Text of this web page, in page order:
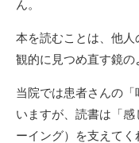
ん。
本を読むことは、他
観的に⾒つめ直す鏡の
当院では患者さんの
いますが、読書は「
ーイング）を⽀えてく